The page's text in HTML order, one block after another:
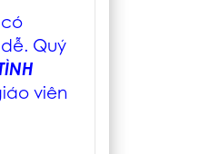
Quý
viên